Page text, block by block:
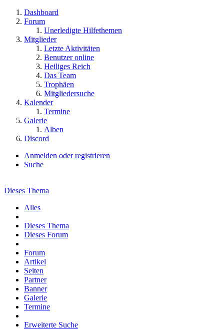
Dashboard
Forum
Unerledigte Hilfethemen
Mitglieder
Letzte Aktivitäten
Benutzer online
Heiliges Reich
Das Team
Trophäen
Mitgliedersuche
Kalender
Termine
Galerie
Alben
Discord
Anmelden oder registrieren
Suche
Dieses Thema
Alles
Dieses Thema
Dieses Forum
Forum
Artikel
Seiten
Partner
Banner
Galerie
Termine
Erweiterte Suche